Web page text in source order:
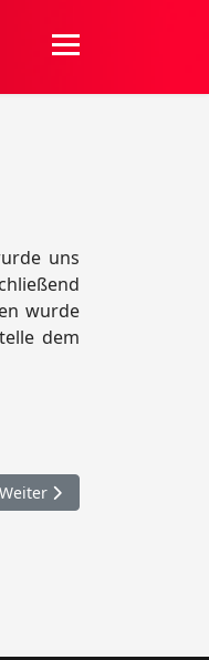
uns
wurde
dem
Nächster Beitrag: 031.
Weiter